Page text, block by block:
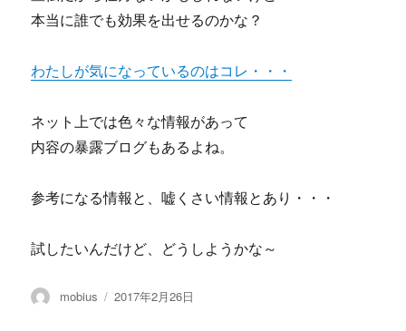
本当に誰でも効果を出せるのかな？
わたしが気になっているのはコレ・・・
ネット上では色々な情報があって
内容の暴露ブログもあるよね。
参考になる情報と、嘘くさい情報とあり・・・
試したいんだけど、どうしようかな～
投
mobius
投
2017年2月26日